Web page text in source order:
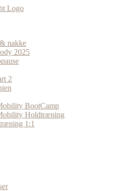
nakke
2025
2
BootCamp
Holdtræning
1:1